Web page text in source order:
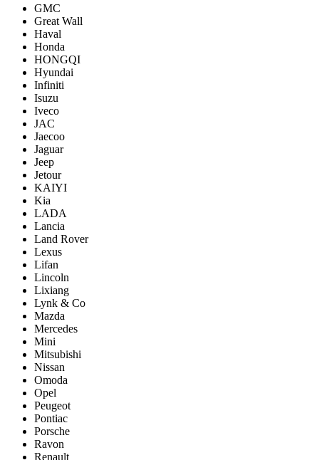
GMC
Great Wall
Haval
Honda
HONGQI
Hyundai
Infiniti
Isuzu
Iveco
JAC
Jaecoo
Jaguar
Jeep
Jetour
KAIYI
Kia
LADA
Lancia
Land Rover
Lexus
Lifan
Lincoln
Lixiang
Lynk & Co
Mazda
Mercedes
Mini
Mitsubishi
Nissan
Omoda
Opel
Peugeot
Pontiac
Porsсhe
Ravon
Renault